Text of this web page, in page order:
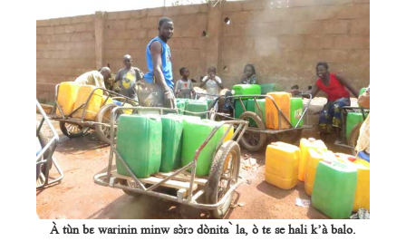
À tùn bɛ warinin minw sɔ̀rɔ dònita ̀ la, ò tɛ se hali k’à balo.